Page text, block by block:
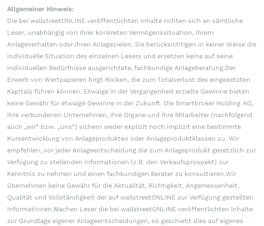
Allgemeiner Hinweis:
Die bei wallstreetONLINE veröffentlichten Inhalte richten sich an sämtliche
Leser, unabhängig von ihrer konkreten Vermögenssituation, ihrem
Anlageverhalten oder ihren Anlagezielen. Sie berücksichtigen in keiner Weise die
individuelle Situation des einzelnen Lesers und ersetzen keine auf seine
individuellen Bedürfnisse ausgerichtete, fachkundige Anlageberatung.Der
Erwerb von Wertpapieren birgt Risiken, die zum Totalverlust des eingesetzten
Kapitals führen können. Etwaige in der Vergangenheit erzielte Gewinne bieten
keine Gewähr für etwaige Gewinne in der Zukunft. Die Smartbroker Holding AG,
ihre verbundenen Unternehmen, ihre Organe und ihre Mitarbeiter (nachfolgend
auch „wir“ bzw. „uns“) sichern weder explizit noch implizit eine bestimmte
Kursentwicklung von Anlageprodukten oder Anlageproduktklassen zu. Wir
empfehlen, vor jeder Anlageentscheidung die zum Anlageprodukt gesetzlich zur
Verfügung zu stellenden Informationen (z.B. den Verkaufsprospekt) zur
Kenntnis zu nehmen und einen fachkundigen Berater zu konsultieren.Wir
übernehmen keine Gewähr für die Aktualität, Richtigkeit, Angemessenheit,
Qualität und Vollständigkeit der auf wallstreetONLINE zur Verfügung gestellten
Informationen.Machen Leser die bei wallstreetONLINE veröffentlichten Inhalte
zur Grundlage eigener Anlageentscheidungen, so geschieht dies auf eigenes